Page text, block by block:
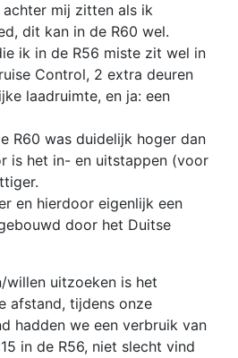
achter mij zitten als ik
dit kan in de R60 wel.
ik in de R56 miste zit wel in
Control, 2 extra deuren
laadruimte, en ja: een
R60 was duidelijk hoger dan
is het in- en uitstappen (voor
en hierdoor eigenlijk een
door het Duitse
willen uitzoeken is het
afstand, tijdens onze
hadden we een verbruik van
in de R56, niet slecht vind